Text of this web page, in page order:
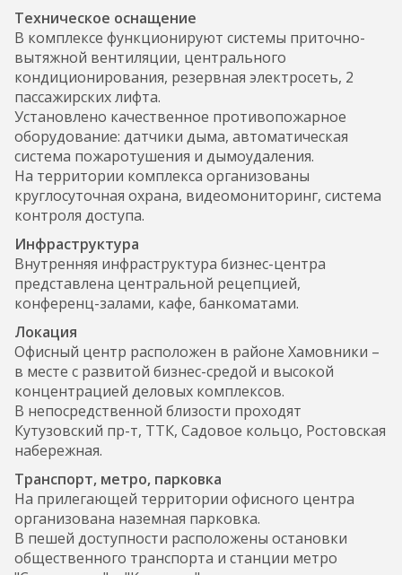
Техническое оснащение
В комплексе функционируют системы приточно-
вытяжной вентиляции, центрального
кондиционирования, резервная электросеть, 2
пассажирских лифта.
Установлено качественное противопожарное
оборудование: датчики дыма, автоматическая
система пожаротушения и дымоудаления.
На территории комплекса организованы
круглосуточная охрана, видеомониторинг, система
контроля доступа.
Инфраструктура
Внутренняя инфраструктура бизнес-центра
представлена центральной рецепцией,
конференц-залами, кафе, банкоматами.
Локация
Офисный центр расположен в районе Хамовники –
в месте с развитой бизнес-средой и высокой
концентрацией деловых комплексов.
В непосредственной близости проходят
Кутузовский пр-т, ТТК, Садовое кольцо, Ростовская
набережная.
Транспорт, метро, парковка
На прилегающей территории офисного центра
организована наземная парковка.
В пешей доступности расположены остановки
общественного транспорта и станции метро